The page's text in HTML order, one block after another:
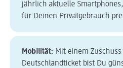
jährlich aktuelle
für Deinen Privatgebrauch
Mobilität: Mit einem
Deutschlandticket bist Du